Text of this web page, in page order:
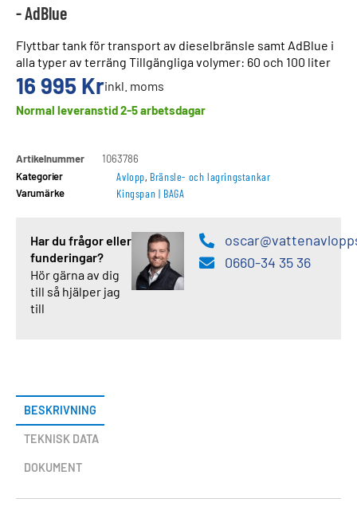
- AdBlue
Flyttbar tank för transport av dieselbränsle samt AdBlue i
alla typer av terräng Tillgängliga volymer: 60 och 100 liter
16 995 Krinkl. moms
Normal leveranstid 2-5 arbetsdagar
Artikelnummer
1063786
Kategorier
Avlopp, Bränsle- och lagringstankar
Varumärke Kingspan | BAGA
Har du frågor eller
funderingar?
Hör gärna av dig
till så hjälper jag
till
0660-34 35 36
BESKRIVNING
TEKNISK DATA
DOKUMENT